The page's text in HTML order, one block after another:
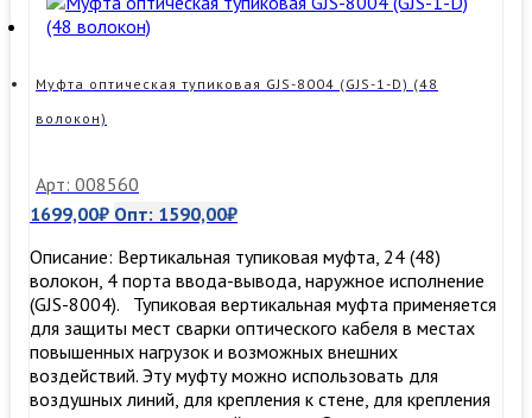
(48
Муфта оптическая тупиковая GJS-8004 (GJS-1-D) (48
волокон)
Арт: 008560
1699,00₽ Опт: 1590,00₽
Описание: Вертикальная тупиковая муфта, 24 (48)
волокон, 4 порта ввода-вывода, наружное исполнение
(GJS-8004). Тупиковая вертикальная муфта применяется
для защиты мест сварки оптического кабеля в местах
повышенных нагрузок и возможных внешних
воздействий. Эту муфту можно использовать для
воздушных линий, для крепления к стене, для крепления